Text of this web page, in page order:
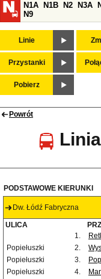
N1A
N1B N2 N3A
N9
Linie
Przystanki
Pobierz
Powrót
Linia
PODSTAWOWE KIERUNKI
Dw. Łódź Fabryczna
ULICA
1.
Popiełuszki
2.
Popiełuszki
3.
Popiełuszki
4.